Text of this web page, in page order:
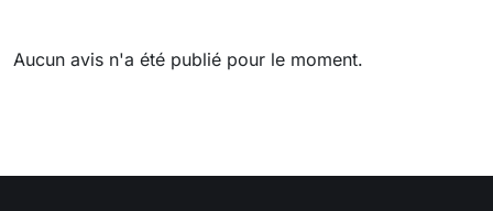
Aucun avis n'a été publié pour le moment.